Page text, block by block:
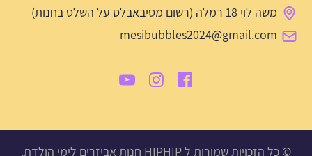
משה לוי 18 רמלה (רשום מסיבאבלס על השלט בחנות)
mesibubbles2024@gmail.com
© כל הזכויות שמורות ל HIPHIP חנות אביזרים לימי הולדת,